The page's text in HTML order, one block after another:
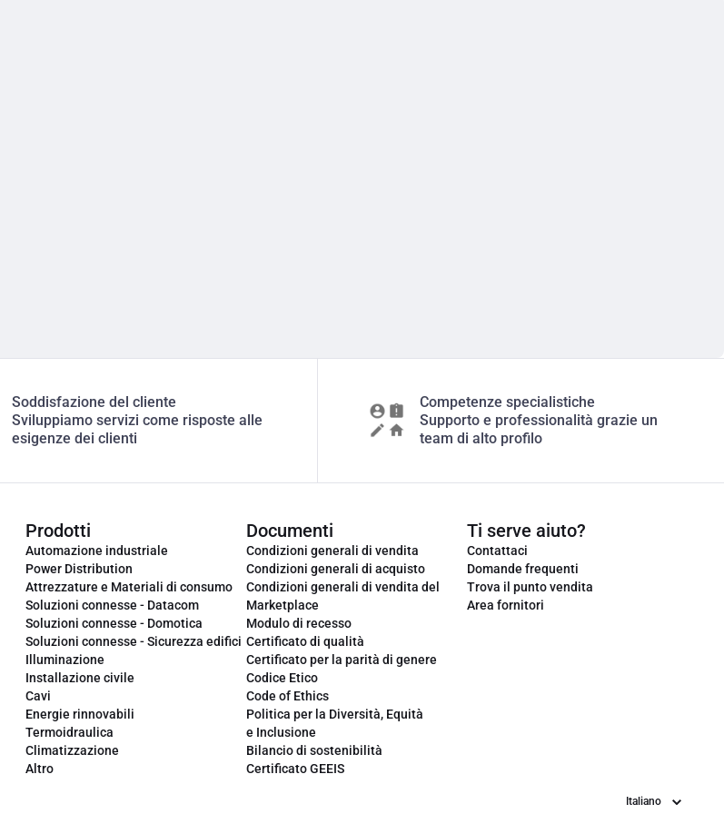
Soddisfazione del cliente
Sviluppiamo servizi come risposte alle
esigenze dei clienti
Competenze specialistiche
Supporto e professionalità grazie un
team di alto profilo
Prodotti
Automazione industriale
Power Distribution
Attrezzature e Materiali di consumo
Soluzioni connesse - Datacom
Soluzioni connesse - Domotica
Soluzioni connesse - Sicurezza edifici
Illuminazione
Installazione civile
Cavi
Energie rinnovabili
Termoidraulica
Climatizzazione
Altro
Documenti
Condizioni generali di vendita
Condizioni generali di acquisto
Condizioni generali di vendita del
Marketplace
Modulo di recesso
Certificato di qualità
Certificato per la parità di genere
Codice Etico
Code of Ethics
Politica per la Diversità, Equità
e Inclusione
Bilancio di sostenibilità
Certificato GEEIS
Ti serve aiuto?
Contattaci
Domande frequenti
Trova il punto vendita
Area fornitori
Lingua